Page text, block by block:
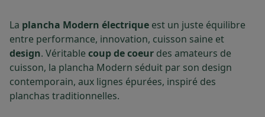
La plancha Modern électrique est un juste équilibre
entre performance, innovation, cuisson saine et
design. Véritable coup de coeur des amateurs de
cuisson, la plancha Modern séduit par son design
contemporain, aux lignes épurées, inspiré des
planchas traditionnelles.